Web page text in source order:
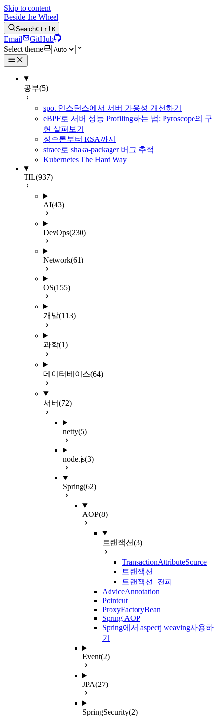
Skip to content
Beside the Wheel
SearchCtrlK
Email
GitHub
Select theme
공부(5)
spot 인스턴스에서 서버 가용성 개선하기
eBPF로 서버 성능 Profiling하는 법: Pyroscope의 구
현 살펴보기
정수론부터 RSA까지
strace로 shaka-packager 버그 추적
Kubernetes The Hard Way
TIL(937)
AI(43)
DevOps(230)
Network(61)
OS(155)
개발(113)
과학(1)
데이터베이스(64)
서버(72)
netty(5)
node.js(3)
Spring(62)
AOP(8)
트랜잭션(3)
TransactionAttributeSource
트랜잭션
트랜잭션 전파
AdviceAnnotation
Pointcut
ProxyFactoryBean
Spring AOP
Spring에서 aspectj weaving사용하
기
Event(2)
JPA(27)
SpringSecurity(2)